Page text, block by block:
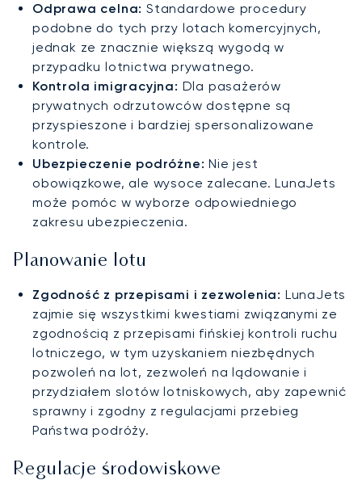
Odprawa celna: Standardowe procedury
podobne do tych przy lotach komercyjnych,
jednak ze znacznie większą wygodą w
przypadku lotnictwa prywatnego.
Kontrola imigracyjna: Dla pasażerów
prywatnych odrzutowców dostępne są
przyspieszone i bardziej spersonalizowane
kontrole.
Ubezpieczenie podróżne: Nie jest
obowiązkowe, ale wysoce zalecane. LunaJets
może pomóc w wyborze odpowiedniego
zakresu ubezpieczenia.
Planowanie lotu
Zgodność z przepisami i zezwolenia: LunaJets
zajmie się wszystkimi kwestiami związanymi ze
zgodnością z przepisami fińskiej kontroli ruchu
lotniczego, w tym uzyskaniem niezbędnych
pozwoleń na lot, zezwoleń na lądowanie i
przydziałem slotów lotniskowych, aby zapewnić
sprawny i zgodny z regulacjami przebieg
Państwa podróży.
Regulacje środowiskowe